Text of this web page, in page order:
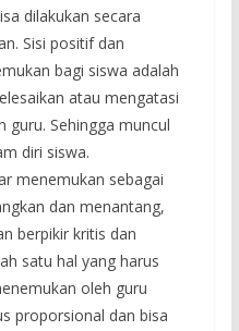
dilakukan secara
Sisi positif dan
bagi siswa adalah
atau mengatasi
guru. Sehingga muncul
diri siswa.
menemukan sebagai
dan menantang,
berpikir kritis dan
satu hal yang harus
oleh guru
proporsional dan bisa